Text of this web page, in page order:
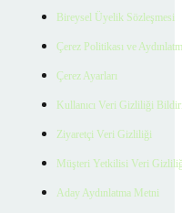
Bireysel Üyelik Sözleşmesi
Çerez Politikası ve
Çerez Ayarları
Kullanıcı Veri Gizliliği
Ziyaretçi Veri Gizliliği
Müşteri Yetkilisi Veri
Aday Aydınlatma Metni